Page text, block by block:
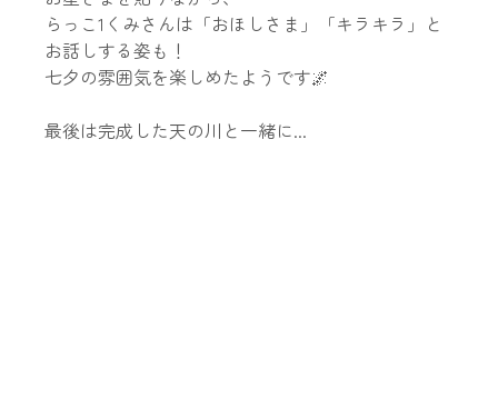
らっこ1くみさんは「おほしさま」「キラキラ」と
お話しする姿も！
七夕の雰囲気を楽しめたようです🌌
最後は完成した天の川と一緒に...